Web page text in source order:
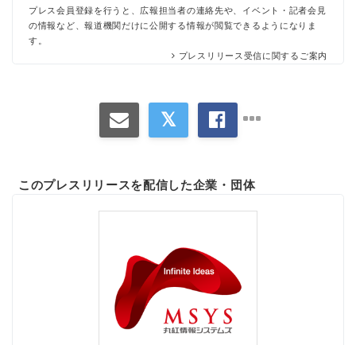
プレス会員登録を行うと、広報担当者の連絡先や、イベント・記者会見
の情報など、報道機関だけに公開する情報が閲覧できるようになりま
す。
プレスリリース受信に関するご案内
このプレスリリースを配信した企業・団体